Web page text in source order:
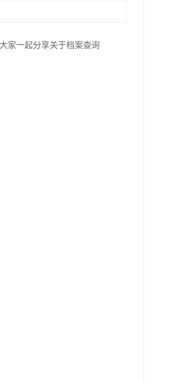
家一起分享关于档案查询